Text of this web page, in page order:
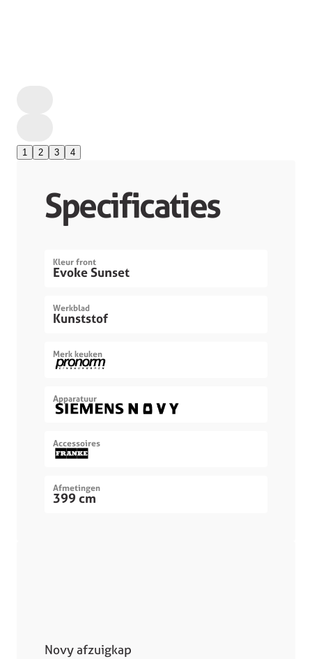
1 2 3 4
Specificaties
Kleur front
Evoke Sunset
Werkblad
Kunststof
Merk keuken
Apparatuur
Accessoires
Afmetingen
399 cm
Novy afzuigkap